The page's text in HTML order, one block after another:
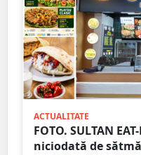
ACTUALITATE
FOTO. SULTAN
niciodată de